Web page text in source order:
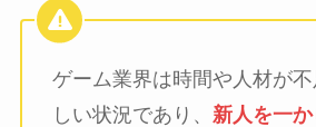
ゲーム業界は時間や人材が
しい状況であり、 新人を一